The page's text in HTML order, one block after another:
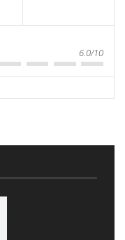
6.0/10